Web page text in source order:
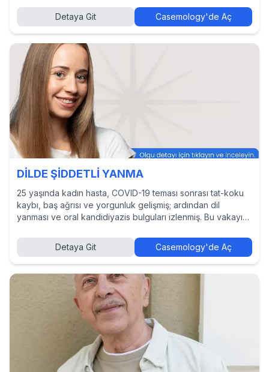
keşfedin.
Detaya Git Casemology'de Aç
DİLDE ŞİDDETLİ YANMA
25 yaşında kadın hasta, COVID-19 teması sonrası tat-koku
kaybı, baş ağrısı ve yorgunluk gelişmiş; ardından dil
yanması ve oral kandidiyazis bulguları izlenmiş. Bu vakayı
hekimlerin kararlarını görmek için Casemology’de vakayı
keşfedin.
Detaya Git Casemology'de Aç